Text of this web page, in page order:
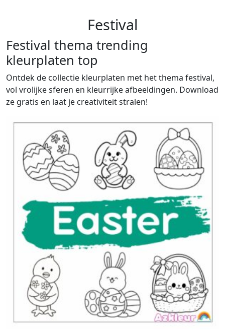
Festival
Festival thema trending
kleurplaten top
Ontdek de collectie kleurplaten met het thema festival,
vol vrolijke sferen en kleurrijke afbeeldingen. Download
ze gratis en laat je creativiteit stralen!